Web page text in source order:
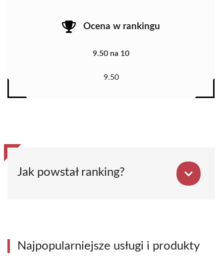
Ocena w rankingu
9.50 na 10
9.50
Jak powstał ranking?
Najpopularniejsze usługi i produkty